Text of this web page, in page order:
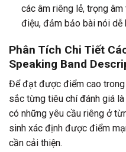
các âm riêng lẻ, trọng
điệu, đảm bảo bài nói dễ
Phân Tích Chi Tiết
Speaking Band
Để đạt được điểm cao trong
sắc từng tiêu chí đánh giá
có những yêu cầu riêng ở
sinh xác định được điểm
cần cải thiện.